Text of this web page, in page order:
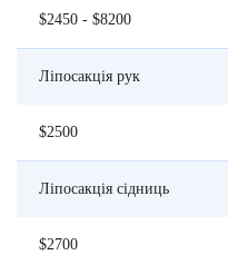
$2450 - $8200
Ліпосакція рук
$2500
Ліпосакція сідниць
$2700